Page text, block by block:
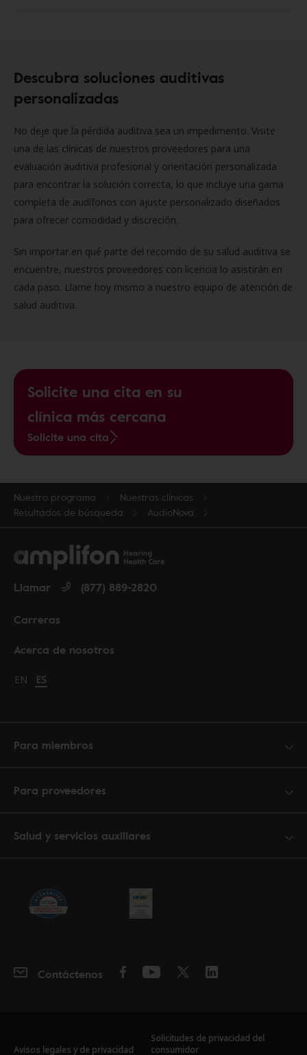
Descubra soluciones auditivas
personalizadas
No deje que la pérdida auditiva sea un impedimento. Visite
una de las clínicas de nuestros proveedores para una
evaluación auditiva profesional y orientación personalizada
para encontrar la solución correcta, lo que incluye una gama
completa de audífonos con ajuste personalizado diseñados
para ofrecer comodidad y discreción.
Sin importar en qué parte del recorrido de su salud auditiva se
encuentre, nuestros proveedores con licencia lo asistirán en
cada paso. Llame hoy mismo a nuestro equipo de atención de
salud auditiva.
Solicite una cita en su
clínica más cercana
Solicite una cita
Nuestro programa
Nuestras clínicas
Resultados de búsqueda
AudioNova
Acerca de nosotros
Carreras
Llamar (877) 889-2820
Change language to English
EN Cambiar idioma a español
ES
Para miembros
Para proveedores
Salud y servicios auxiliares
Contáctenos
Avisos legales y de privacidad
Solicitudes de privacidad del
consumidor